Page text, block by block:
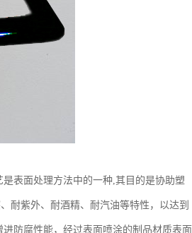
表面处理方法中的一种,其目的是协助塑
耐紫外、耐酒精、耐汽油等特性，以达到
防腐性能，经过表面喷涂的制品材质表面